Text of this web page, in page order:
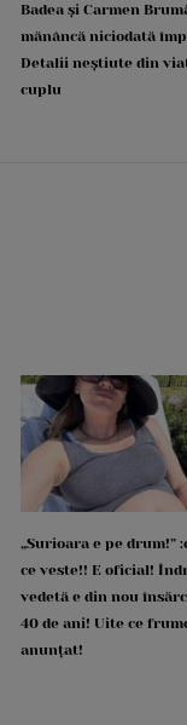
Badea și Carmen
mănâncă niciodată
Detalii neștiute din
cuplu
„Surioara e pe drum!”
ce veste!! E oficial!
vedetă e din nou
40 de ani! Uite ce
anunțat!